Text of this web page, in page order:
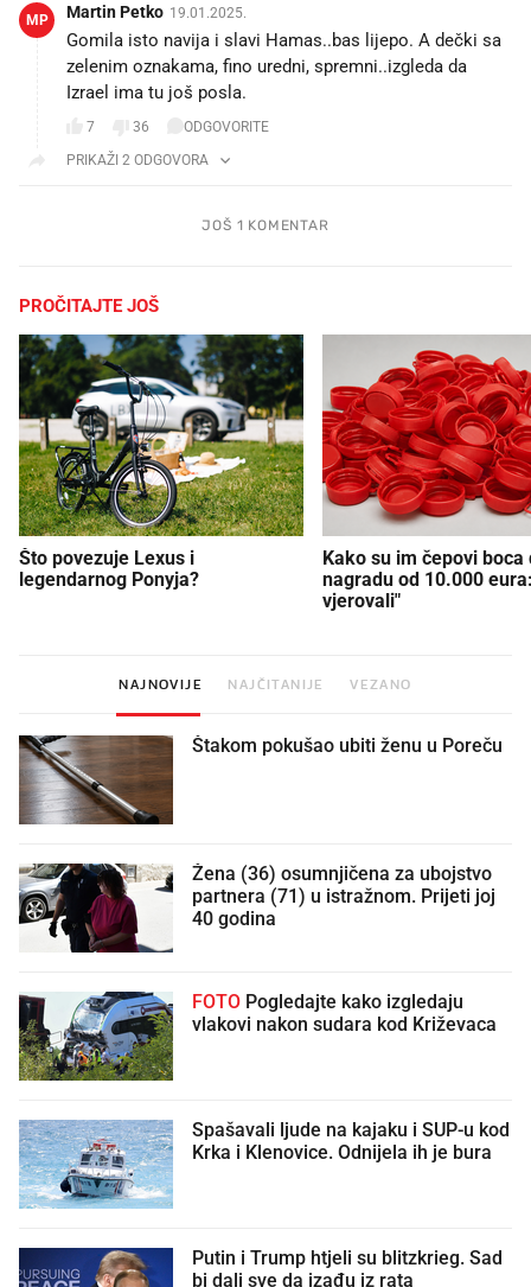
MP Martin Petko 19.01.2025.
Gomila isto navija i slavi Hamas..bas lijepo. A dečki sa
zelenim oznakama, fino uredni, spremni..izgleda da
Izrael ima tu još posla.
7 36
ODGOVORITE
PRIKAŽI 2 ODGOVORA
JOŠ 1 KOMENTAR
PROČITAJTE JOŠ
Što povezuje Lexus i
legendarnog Ponyja?
Kako su im čepovi boca
nagradu od 10.000
vjerovali"
NAJNOVIJE NAJČITANIJE VEZANO
Štakom pokušao ubiti ženu u Poreču
Žena (36) osumnjičena za ubojstvo
partnera (71) u istražnom. Prijeti joj
40 godina
FOTO
vlakovi nakon sudara kod Križevaca
Spašavali ljude na kajaku i SUP-u kod
Krka i Klenovice. Odnijela ih je bura
Putin i Trump htjeli su blitzkrieg. Sad
bi dali sve da izađu iz rata